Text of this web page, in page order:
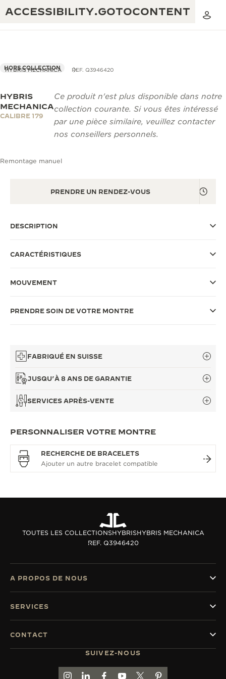
ACCESSIBILITY.GOTOCONTENT
GARANTIE JAEGER-LECOULTRE
GARANTIE DES MONTRES
THE GOLDEN RATIO MUSICAL SHOW
THE REVERSO 1931 CAFÉ
EXPOSITION « THE PERPETUAL
LE PIONNIER DE LA PRÉCISION
EXCELLENCE : PLUS DE 190 ANS
CRÉATIVITÉ : PLUS DE 430 BREVETS
HYBRIS MECHANICA REF. Q3946420
HORS COLLECTION
HYBRIS
MECHANICA
CALIBRE 179
Ce produit n'est plus disponible dans notre
collection courante. Si vous êtes intéressé
par une pièce similaire, veuillez contacter
nos conseillers personnels.
Remontage manuel
PRENDRE UN RENDEZ-VOUS
DESCRIPTION
CARACTÉRISTIQUES
MOUVEMENT
PRENDRE SOIN DE VOTRE MONTRE
FABRIQUÉ EN SUISSE
JUSQU’À 8 ANS DE GARANTIE
SERVICES APRÈS-VENTE
PERSONNALISER VOTRE MONTRE
RECHERCHE DE BRACELETS
TOUTES LES COLLECTIONSHYBRISHYBRIS MECHANICA
REF. Q3946420
SUIVEZ-NOUS
A PROPOS DE NOUS
SERVICES
CONTACT